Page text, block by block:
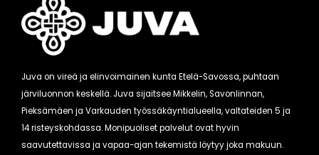
Juva on vireä ja elinvoimainen kunta Etelä-Savossa, puhtaan
järviluonnon keskellä. Juva sijaitsee Mikkelin, Savonlinnan,
Pieksämäen ja Varkauden työssäkäyntialueella, valtateiden 5 ja
14 risteyskohdassa. Monipuoliset palvelut ovat hyvin
saavutettavissa ja vapaa-ajan tekemistä löytyy joka makuun.